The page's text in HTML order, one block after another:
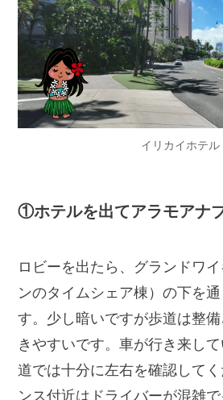
イリカイホテル
①ホテルを出てアラモアナ
ロビーを出たら、グランドワ
ンのタイムシェア棟）の下を
す。少し暗いですが歩道は整
きやすいです。車が行き来し
道では十分に左右を確認して
ンス付近はドライバーが混雑